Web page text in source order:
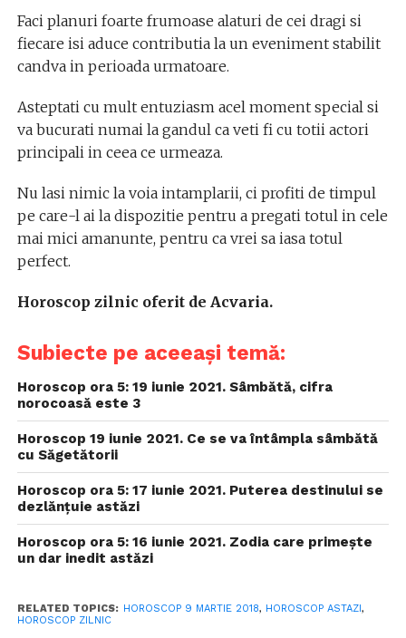
Faci planuri foarte frumoase alaturi de cei dragi si
fiecare isi aduce contributia la un eveniment stabilit
candva in perioada urmatoare.
Asteptati cu mult entuziasm acel moment special si
va bucurati numai la gandul ca veti fi cu totii actori
principali in ceea ce urmeaza.
Nu lasi nimic la voia intamplarii, ci profiti de timpul
pe care-l ai la dispozitie pentru a pregati totul in cele
mai mici amanunte, pentru ca vrei sa iasa totul
perfect.
Horoscop zilnic oferit de Acvaria.
Subiecte pe aceeași temă:
Horoscop ora 5: 19 iunie 2021. Sâmbătă, cifra
norocoasă este 3
Horoscop 19 iunie 2021. Ce se va întâmpla sâmbătă
cu Săgetătorii
Horoscop ora 5: 17 iunie 2021. Puterea destinului se
dezlănțuie astăzi
Horoscop ora 5: 16 iunie 2021. Zodia care primește
un dar inedit astăzi
RELATED TOPICS: HOROSCOP 9 MARTIE 2018, HOROSCOP ASTAZI,
HOROSCOP ZILNIC